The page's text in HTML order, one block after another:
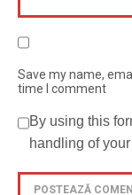
Save my name,
time I comment
By using this
handling of